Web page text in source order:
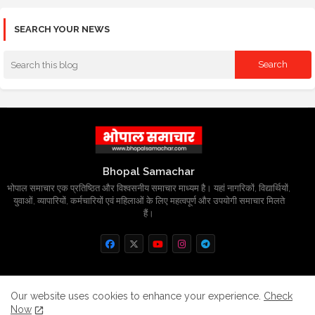
SEARCH YOUR NEWS
Bhopal Samachar
भोपाल समाचार एक प्रतिष्ठित और विश्वसनीय समाचार माध्यम है। यहां नागरिकों, विद्यार्थियों,
युवाओं, व्यापारियों, कर्मचारियों एवं महिलाओं के लिए महत्वपूर्ण और उपयोगी समाचार मिलते
हैं।
Home About Contact us
Privacy Policy
Our website uses cookies to enhance your experience. Check
Now